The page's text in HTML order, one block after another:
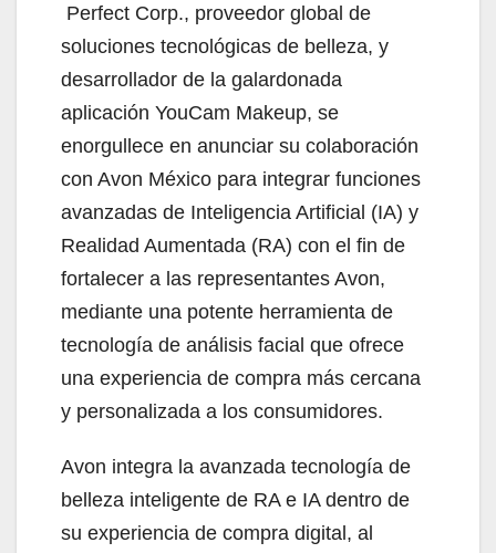
Perfect Corp., proveedor global de
soluciones tecnológicas de belleza, y
desarrollador de la galardonada
aplicación YouCam Makeup, se
enorgullece en anunciar su colaboración
con Avon México para integrar funciones
avanzadas de Inteligencia Artificial (IA) y
Realidad Aumentada (RA) con el fin de
fortalecer a las representantes Avon,
mediante una potente herramienta de
tecnología de análisis facial que ofrece
una experiencia de compra más cercana
y personalizada a los consumidores.
Avon integra la avanzada tecnología de
belleza inteligente de RA e IA dentro de
su experiencia de compra digital, al